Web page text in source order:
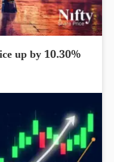
up by 10.30%